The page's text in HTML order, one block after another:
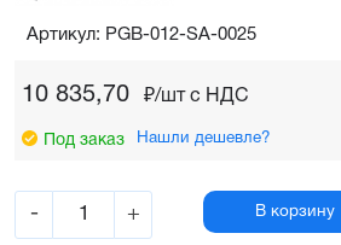
10 835,70 ₽/шт c НДС
Под заказ Нашли дешевле?
- + В корзину
Артикул: PGB-012-SA-0025